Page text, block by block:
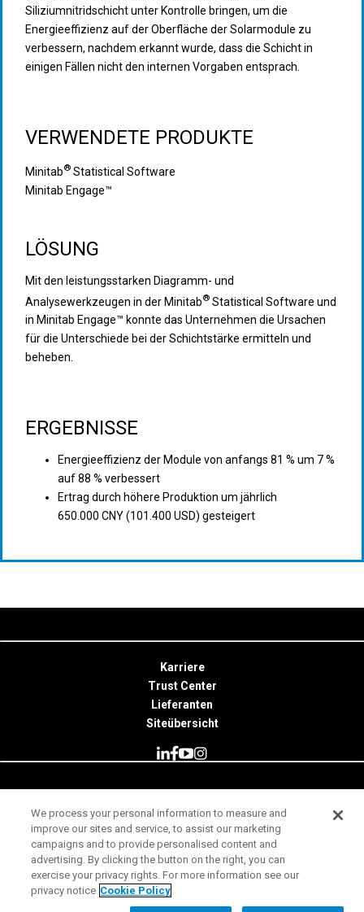
Siliziumnitridschicht unter Kontrolle bringen, um die
Energieeffizienz auf der Oberfläche der Solarmodule zu
verbessern, nachdem erkannt wurde, dass die Schicht in
einigen Fällen nicht den internen Vorgaben entsprach.
VERWENDETE PRODUKTE
Minitab® Statistical Software
Minitab Engage™
LÖSUNG
Mit den leistungsstarken Diagramm- und
Analysewerkzeugen in der Minitab® Statistical Software und
in Minitab Engage™ konnte das Unternehmen die Ursachen
für die Unterschiede bei der Schichtstärke ermitteln und
beheben.
ERGEBNISSE
Energieeffizienz der Module von anfangs 81 % um 7 %
auf 88 % verbessert
Ertrag durch höhere Produktion um jährlich
650.000 CNY (101.400 USD) gesteigert
Karriere
Trust Center
Lieferanten
Siteübersicht
Nutzungsbedingungen
Datenschutzhinweis
Impressum
Rechtliche Hinweise
We process your personal information to measure and
improve our sites and service, to assist our marketing
campaigns and to provide personalised content and
advertising. By clicking the button on the right, you can
exercise your privacy rights. For more information see our
privacy notice Cookie Policy